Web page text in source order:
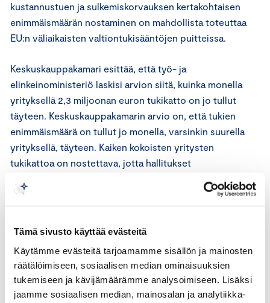
Tämä sivusto käyttää evästeitä
Käytämme evästeitä tarjoamamme sisällön ja mainosten
räätälöimiseen, sosiaalisen median ominaisuuksien
tukemiseen ja kävijämäärämme analysoimiseen. Lisäksi
jaamme sosiaalisen median, mainosalan ja analytiikka-
kustannustuen ja sulkemiskorvauksen kertakohtaisen
enimmäismäärän nostaminen on mahdollista toteuttaa
EU:n väliaikaisten valtiontukisääntöjen puitteissa.
Keskuskauppakamari esittää, että työ- ja
elinkeinoministeriö laskisi arvion siitä, kuinka monella
yrityksellä 2,3 miljoonan euron tukikatto on jo tullut
täyteen. Keskuskauppakamarin arvio on, että tukien
enimmäismäärä on tullut jo monella, varsinkin suurella
yrityksellä, täyteen. Kaiken kokoisten yritysten
tukikattoa on nostettava, jotta hallitukset
rajoitustoimista ja elinkeinovapauden poikkeuksellisesta
rajoittamisesta johtuvat tappiot voidaan korvata
kärsineille yrityksille.
Suomessa myönnettävä kustannustuki on ollut koko
kriisin ajan huomattavasti vähäisempää kuin mitä EU:n
valtiontukisäännöt olisivat mahdollistaneet. Tuet ovat